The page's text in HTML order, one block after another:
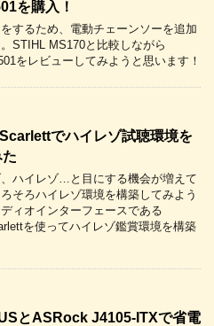
を購入！
するため、電動チェーンソーを追加
STIHL MS170と比較しながら
をレビューしてみようと思います！
でハイレゾ試聴環境を
ハイレゾ…と目にする機会が増えて
そろハイレゾ環境を構築してみよう
ィオインターフェースである
を使ってハイレゾ鑑賞環境を構築
とASRock J4105-ITXで省電